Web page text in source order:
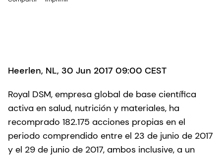
Heerlen, NL, 30 Jun 2017 09:00 CEST
Royal DSM, empresa global de base científica
activa en salud, nutrición y materiales, ha
recomprado 182.175 acciones propias en el
periodo comprendido entre el 23 de junio de 2017
y el 29 de junio de 2017, ambos inclusive, a un